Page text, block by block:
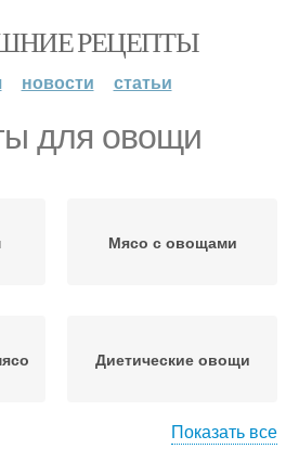
РЕЦЕПТЫ
новости статьи
для овощи
Мясо с овощами
Диетические овощи
Показать все